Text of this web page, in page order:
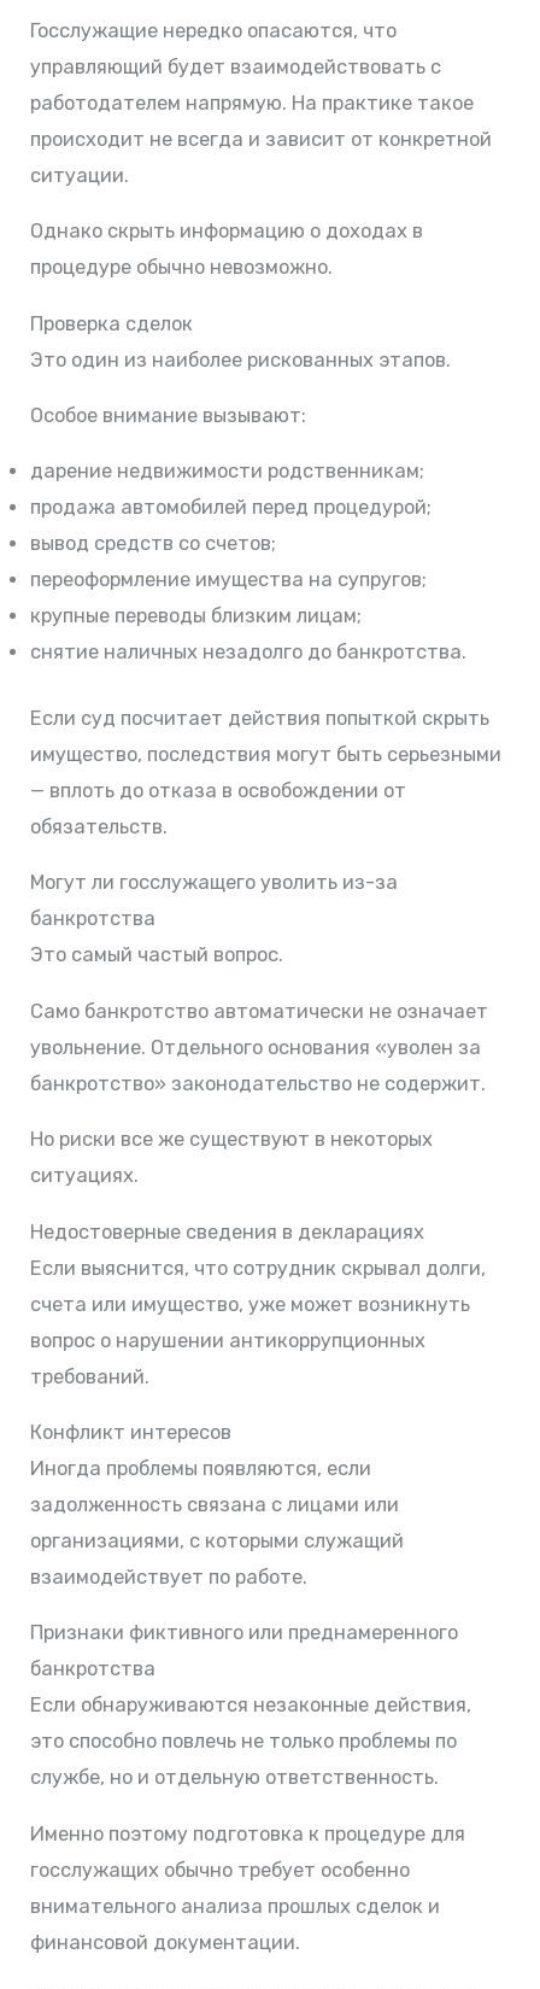
Госслужащие нередко опасаются, что
управляющий будет взаимодействовать с
работодателем напрямую. На практике такое
происходит не всегда и зависит от конкретной
ситуации.
Однако скрыть информацию о доходах в
процедуре обычно невозможно.
Проверка сделок
Это один из наиболее рискованных этапов.
Особое внимание вызывают:
дарение недвижимости родственникам;
продажа автомобилей перед процедурой;
вывод средств со счетов;
переоформление имущества на супругов;
крупные переводы близким лицам;
снятие наличных незадолго до банкротства.
Если суд посчитает действия попыткой скрыть
имущество, последствия могут быть серьезными
— вплоть до отказа в освобождении от
обязательств.
Могут ли госслужащего уволить из-за
банкротства
Это самый частый вопрос.
Само банкротство автоматически не означает
увольнение. Отдельного основания «уволен за
банкротство» законодательство не содержит.
Но риски все же существуют в некоторых
ситуациях.
Недостоверные сведения в декларациях
Если выяснится, что сотрудник скрывал долги,
счета или имущество, уже может возникнуть
вопрос о нарушении антикоррупционных
требований.
Конфликт интересов
Иногда проблемы появляются, если
задолженность связана с лицами или
организациями, с которыми служащий
взаимодействует по работе.
Признаки фиктивного или преднамеренного
банкротства
Если обнаруживаются незаконные действия,
это способно повлечь не только проблемы по
службе, но и отдельную ответственность.
Именно поэтому подготовка к процедуре для
госслужащих обычно требует особенно
внимательного анализа прошлых сделок и
финансовой документации.